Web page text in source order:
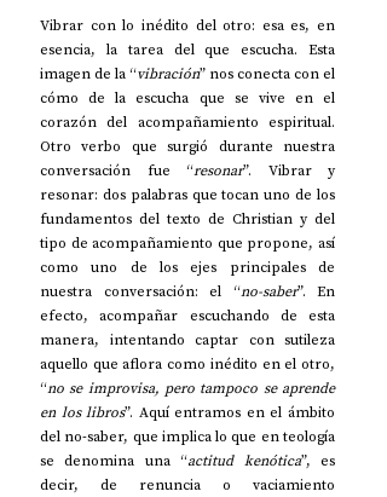
Vibrar con lo inédito del otro: esa es, en
esencia, la tarea del que escucha. Esta
imagen de la “vibración” nos conecta con el
cómo de la escucha que se vive en el
corazón del acompañamiento espiritual.
Otro verbo que surgió durante nuestra
conversación fue “resonar”. Vibrar y
resonar: dos palabras que tocan uno de los
fundamentos del texto de Christian y del
tipo de acompañamiento que propone, así
como uno de los ejes principales de
nuestra conversación: el “no-saber”. En
efecto, acompañar escuchando de esta
manera, intentando captar con sutileza
aquello que aflora como inédito en el otro,
“no se improvisa, pero tampoco se aprende
en los libros”. Aquí entramos en el ámbito
del no-saber, que implica lo que en teología
se denomina una “actitud kenótica”, es
decir, de renuncia o vaciamiento